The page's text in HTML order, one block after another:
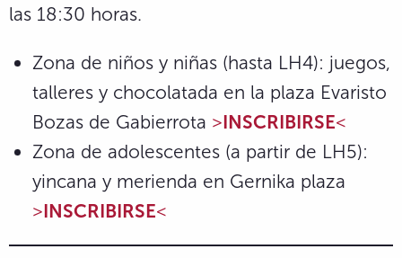
las 18:30 horas.
Zona de niños y niñas (hasta LH4): juegos,
talleres y chocolatada en la plaza Evaristo
Bozas de Gabierrota >INSCRIBIRSE<
Zona de adolescentes (a partir de LH5):
yincana y merienda en Gernika plaza
>INSCRIBIRSE<